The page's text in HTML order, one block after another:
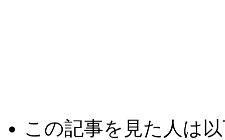
この記事を見た人は